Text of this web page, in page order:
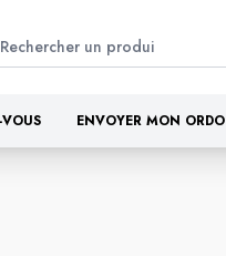
ENVOYER MON ORDO